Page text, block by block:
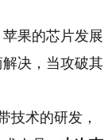
果的芯片发展
决，当攻破其
技术的研发，